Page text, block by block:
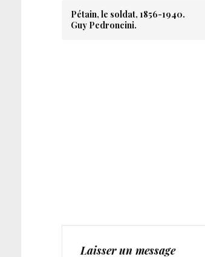
Pétain, le soldat, 1856-1940.
Guy Pedroncini.
Laisser un message